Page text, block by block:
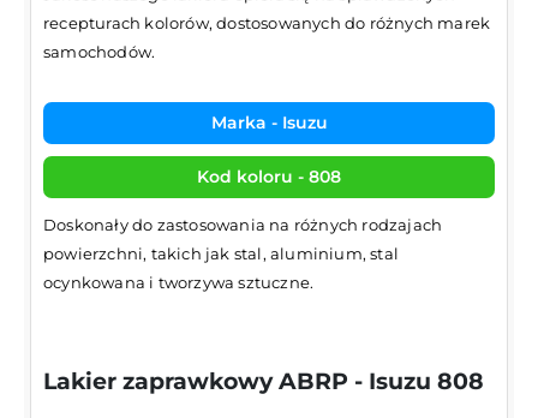
recepturach kolorów, dostosowanych do różnych marek
samochodów.
Marka - Isuzu
Kod koloru - 808
Doskonały do zastosowania na różnych rodzajach
powierzchni, takich jak stal, aluminium, stal
ocynkowana i tworzywa sztuczne.
Lakier zaprawkowy ABRP - Isuzu 808